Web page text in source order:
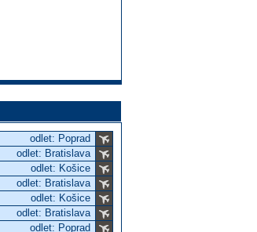
odlet: Poprad
odlet: Bratislava
odlet: Košice
odlet: Bratislava
odlet: Košice
odlet: Bratislava
odlet: Poprad